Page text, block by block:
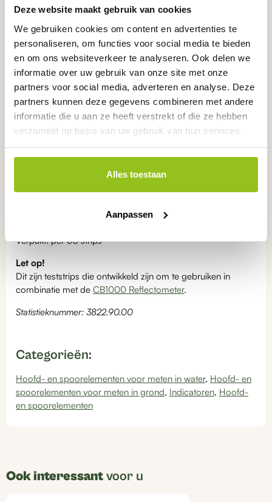
Deze website maakt gebruik van cookies
We gebruiken cookies om content en advertenties te
personaliseren, om functies voor social media te bieden
en om ons websiteverkeer te analyseren. Ook delen we
informatie over uw gebruik van onze site met onze
partners voor social media, adverteren en analyse. Deze
partners kunnen deze gegevens combineren met andere
informatie die u aan ze heeft verstrekt of die ze hebben
verzameld op basis van uw gebruik van hun services.
Alles toestaan
Aanpassen
Eerlijk en persoonlijkadvies
Betrouwbareproducten
Nederlandsekwaliteit
ONZE KEURMERKEN
omschrijving
Verpakt: per 50 strips
Let op!
Dit zijn teststrips die ontwikkeld zijn om te gebruiken in
combinatie met de CB1000 Reflectometer.
Statistieknummer: 3822.90.00
Categorieën:
Hoofd- en spoorelementen voor meten in water, Hoofd- en
spoorelementen voor meten in grond, Indicatoren, Hoofd-
en spoorelementen
Ook interessant voor u